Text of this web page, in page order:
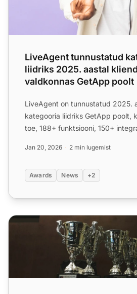
LiveAgent tunnustatud
liidriks 2025. aastal
valdkonnas GetApp poolt
LiveAgent on tunnustatud 2025.
kategooria liidriks GetApp poolt,
toe, 188+ funktsiooni, 150+
Jan 20, 2026 2 min lugemist
Awards News +2
LiveAgent pälvis prestižikaid